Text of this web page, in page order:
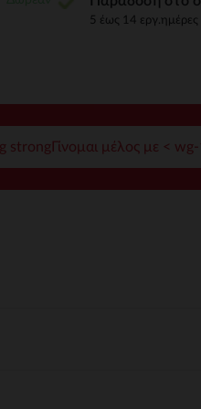
σας 5 έως 14 εργ.ημέρες
strongΓίνομαι μέλος με <